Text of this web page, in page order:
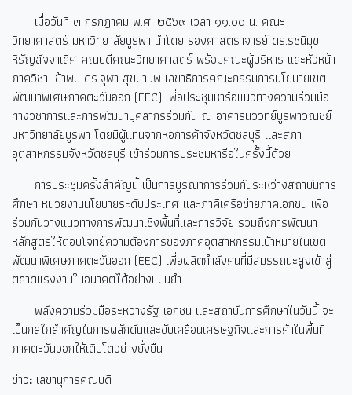
เมื่อวันที่ ๓ กรกฎาคม พ.ศ. ๒๕๖๙ เวลา ๑๑.๐๐ น. คณะ
วิทยาศาสตร์ มหาวิทยาลัยบูรพา นำโดย รองศาสตราจารย์ ดร.รชนิมุข
หิรัญสัจจาเลิศ คณบดีคณะวิทยาศาสตร์ พร้อมคณะผู้บริหาร และหัวหน้า
ภาควิชา เข้าพบ ดร.จุฬา สุขมานพ เลขาธิการคณะกรรมการนโยบายเขต
พัฒนาพิเศษภาคตะวันออก (EEC) เพื่อประชุมหารือแนวทางความร่วมมือ
ทางวิชาการและการพัฒนาบุคลากรร่วมกัน ณ อาคารนววิทย์บูรพาวณิชย์
มหาวิทยาลัยบูรพา โดยมีผู้แทนจากหอการค้าจังหวัดชลบุรี และสภา
อุตสาหกรรมจังหวัดชลบุรี เข้าร่วมการประชุมหารือในครั้งนี้ด้วย
การประชุมครั้งสำคัญนี้ เป็นการบูรณาการร่วมกันระหว่างสถาบันการ
ศึกษา หน่วยงานนโยบายระดับประเทศ และภาคีเครือข่ายภาคเอกชน เพื่อ
ร่วมกันวางแนวทางการพัฒนาเชิงพื้นที่และการวิจัย รวมถึงการพัฒนา
หลักสูตรให้ตอบโจทย์ความต้องการของภาคอุตสาหกรรมเป้าหมายในเขต
พัฒนาพิเศษภาคตะวันออก (EEC) เพื่อผลิตกำลังคนที่มีสมรรถนะสูงเข้าสู่
ตลาดแรงงานในอนาคตได้อย่างแม่นยำ
พลังความร่วมมือระหว่างรัฐ เอกชน และสถาบันการศึกษาในวันนี้ จะ
เป็นกลไกสำคัญในการผลักดันและขับเคลื่อนเศรษฐกิจและการค้าในพื้นที่
ภาคตะวันออกให้เติบโตอย่างยั่งยืน
ข่าว: เลขานุการคณบดี